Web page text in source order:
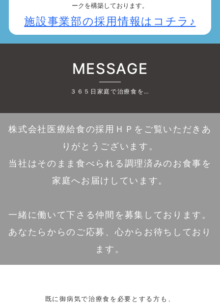
ークを構築しております。
施設事業部の採用情報はコチラ♪
MESSAGE
３６５日家庭で治療食を…
株式会社医療給食の採用ＨＰをご覧いただきあ
りがとうございます。
当社はそのまま食べられる調理済みのお食事を
家庭へお届けしています。
一緒に働いて下さる仲間を募集しております。
あなたらからのご応募、心からお待ちしており
ます。
既に御病気で治療食を必要とする方も、